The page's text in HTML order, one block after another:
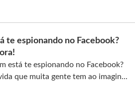
te espionando no Facebook?
está te espionando no Facebook?
que muita gente tem ao imagin...